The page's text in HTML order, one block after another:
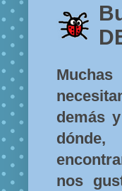
demás
nos